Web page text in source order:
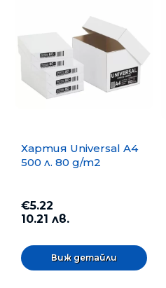
Хартия Universal A4
500 л. 80 g/m2
€5.22
10.21 лв.
Виж детайли